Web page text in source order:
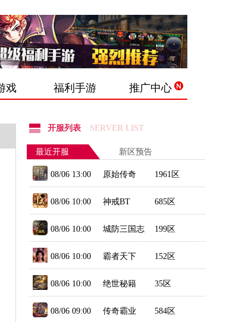
戏 福利手游 推广中心
开服列表 SERVER LIST
最近开服
08/06 13:00 原始传奇 1961区
08/06 10:00 神戒BT 685区
08/06 10:00 城防三国志 199区
08/06 10:00 霸者天下 152区
08/06 10:00 绝世秘籍 35区
08/06 09:00 传奇霸业 584区
新区预告